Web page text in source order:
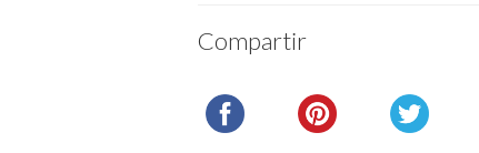
Compartir